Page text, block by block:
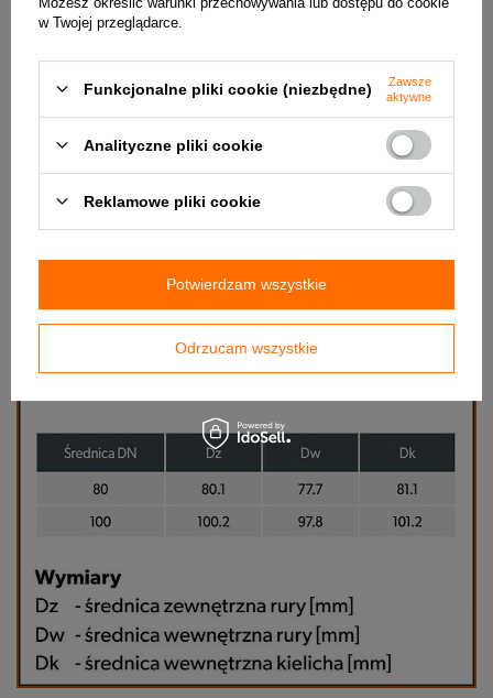
w Twojej przeglądarce.
Funkcjonalne pliki cookie (niezbędne)
Zawsze
aktywne
Analityczne pliki cookie
Reklamowe pliki cookie
Odrzucam wszystkie
Potwierdzam wszystkie